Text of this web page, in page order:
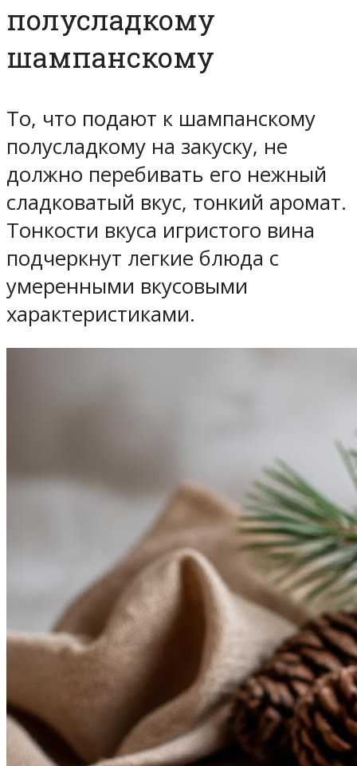
полусладкому
шампанскому
То, что подают к шампанскому
полусладкому на закуску, не
должно перебивать его нежный
сладковатый вкус, тонкий аромат.
Тонкости вкуса игристого вина
подчеркнут легкие блюда с
умеренными вкусовыми
характеристиками.